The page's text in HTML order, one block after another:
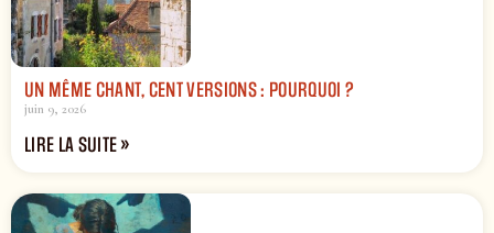
UN MÊME CHANT, CENT VERSIONS : POURQUOI ?
juin 9, 2026
LIRE LA SUITE »